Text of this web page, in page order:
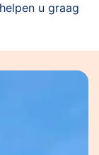
u graag